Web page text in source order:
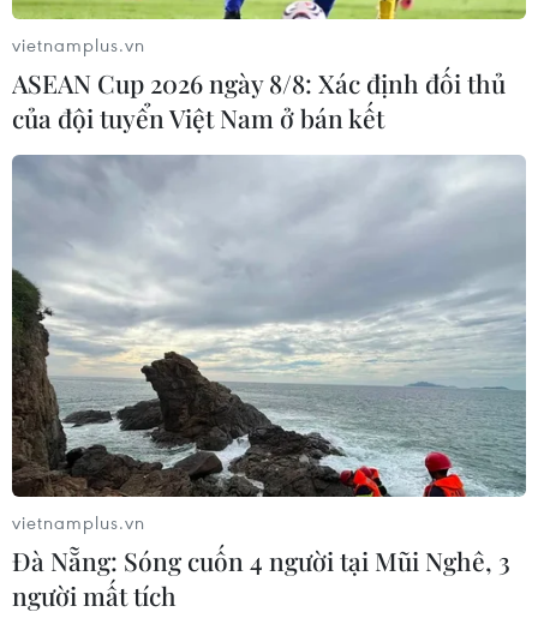
vietnamplus.vn
ASEAN Cup 2026 ngày 8/8: Xác định đối thủ
của đội tuyển Việt Nam ở bán kết
vietnamplus.vn
Đà Nẵng: Sóng cuốn 4 người tại Mũi Nghê, 3
người mất tích